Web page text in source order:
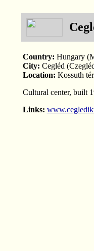
Country: Hungary
City: Cegléd
Location: Kossuth
Cultural center, built
Links: